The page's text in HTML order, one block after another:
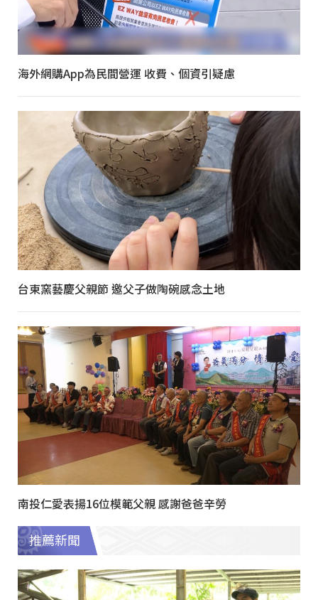
海外網購App為民間營運 收費、個資引疑慮
台東窯藝慶父親節 邀父子做陶碗感念土地
南投仁愛表揚16位模範父親 感謝爸爸辛勞
推薦新聞